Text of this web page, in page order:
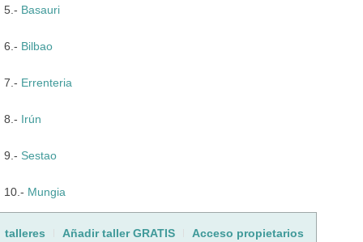
5.- Basauri
6.- Bilbao
7.- Errenteria
8.- Irún
9.- Sestao
10.- Mungia
talleres Añadir taller GRATIS Acceso propietarios